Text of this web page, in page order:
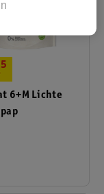
6+M Lichte